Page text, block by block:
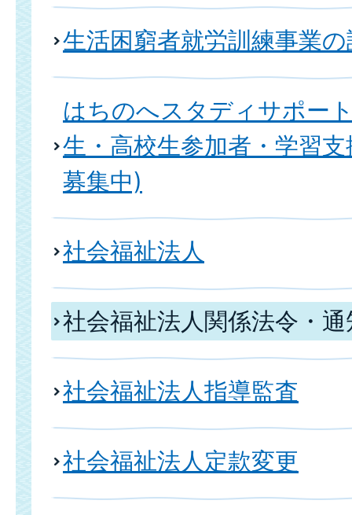
生活困窮者就労訓練事業
はちのへスタディサポー
生・高校生参加者・学習
募集中)
社会福祉法人
社会福祉法人関係法令・通
社会福祉法人指導監査
社会福祉法人定款変更